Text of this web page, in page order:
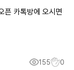
픈 카톡방에 오시면
155 0